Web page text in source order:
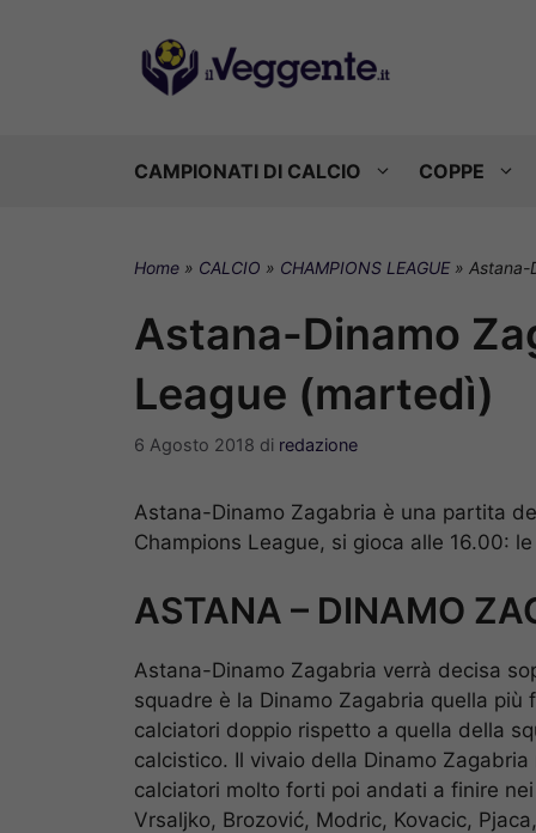
CAMPIONATI DI CALCIO COPPE
Home » CALCIO » CHAMPIONS LEAGUE» Astana-
Astana-Dinamo
League (martedì)
6 Agosto 2018 di redazione
Astana-Dinamo Zagabria è una partita
Champions League, si gioca alle 16.00:
ASTANA – DINAMO
Astana-Dinamo Zagabria verrà decisa
squadre è la Dinamo Zagabria quella
calciatori doppio rispetto a quella della
calcistico. Il vivaio della Dinamo
calciatori molto forti poi andati a finire
Vrsaljko, Brozović, Modric, Kovacic,